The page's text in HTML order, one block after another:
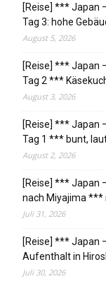
[Reise] *** Japan
Tag 3: hohe
August 5, 2026
[Reise] *** Japan
Tag 2 ***
August 3, 2026
[Reise] *** Japan
Tag 1 *** bunt,
August 2, 2026
[Reise] *** Japan
nach Miyajima ***
Juli 31, 2026
[Reise] *** Japan
Aufenthalt in
Juli 30, 2026